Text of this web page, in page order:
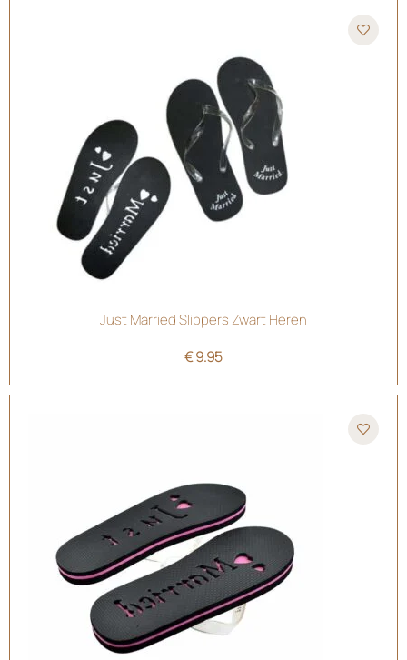
Just Married Slippers Zwart Heren
€9.95